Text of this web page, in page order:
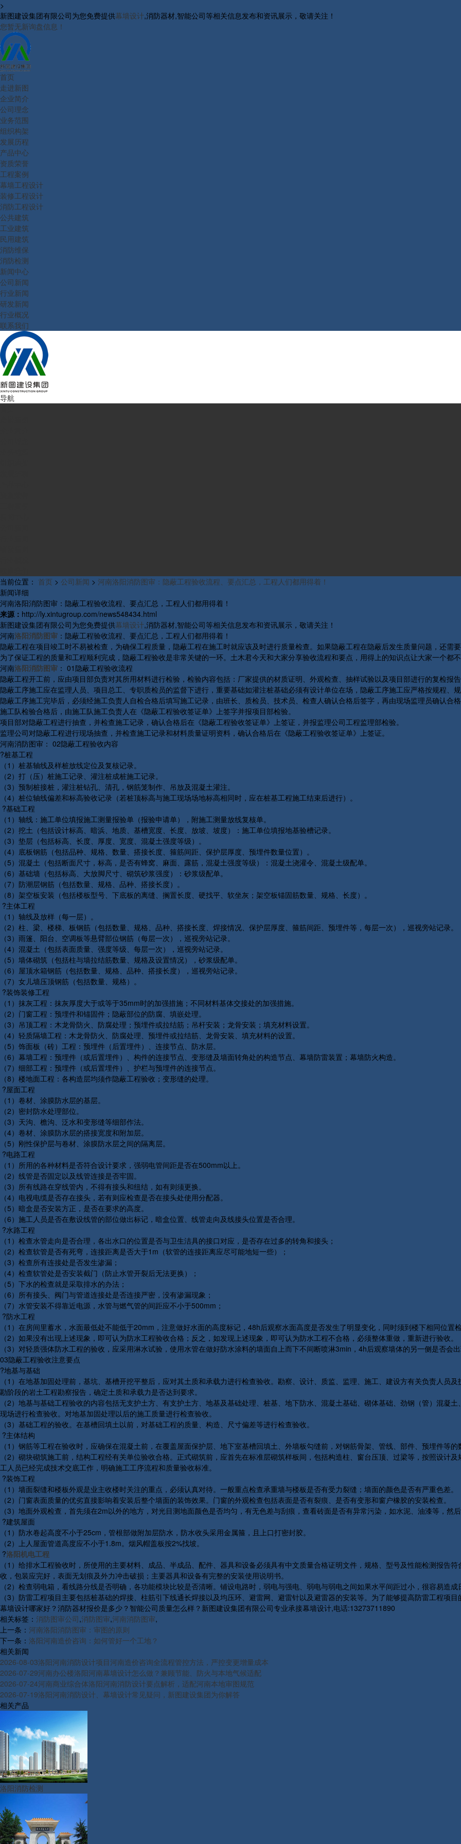
>
新图建设集团有限公司为您免费提供幕墙设计,消防器材,智能公司等相关信息发布和资讯展示，敬请关注！
您暂无新询盘信息！
首页
走进新图
企业简介
公司理念
业务范围
组织构架
发展历程
产品中心
资质荣誉
工程案例
幕墙工程设计
装修工程设计
消防工程设计
公共建筑
工业建筑
民用建筑
消防维保
消防检测
新闻中心
公司新闻
行业新闻
研发新闻
行业概况
联系我们
导航
当前位置： 首页 > 公司新闻 > 河南洛阳消防图审：隐蔽工程验收流程、要点汇总，工程人们都用得着！
新闻详细
河南洛阳消防图审：隐蔽工程验收流程、要点汇总，工程人们都用得着！
来源： http://ly.xintugroup.com/news548434.html
新图建设集团有限公司为您免费提供幕墙设计,消防器材,智能公司等相关信息发布和资讯展示，敬请关注！
河南洛阳消防图审 ：隐蔽工程验收流程、要点汇总，工程人们都用得着！
隐蔽工程在项目竣工时不易被检查，为确保工程质量，隐蔽工程在施工时就应该及时进行质量检查。如果隐蔽工程在隐蔽后发生质量问题，还需
为了保证工程的质量和工程顺利完成，隐蔽工程验收是非常关键的一环。土木君今天和大家分享验收流程和要点，用得上的知识点让大家一个都
河南洛阳消防图审 ： 01隐蔽工程验收流程
隐蔽工程开工前，应由项目部负责对其所用材料进行检验，检验内容包括：厂家提供的材质证明、外观检查、抽样试验以及项目部进行的复检报
隐蔽工序施工应在监理人员、项目总工、专职质检员的监督下进行，重要基础如灌注桩基础必须有设计单位在场，隐蔽工序施工应严格按规程、
隐蔽工序施工完毕后，必须经施工负责人自检合格后填写施工记录，由班长、质检员、技术员、检查人确认合格后签字，再由现场监理员确认合
施工队检验合格后，由施工队施工负责人在《隐蔽工程验收签证单》上签字并报项目部检验。
项目部对隐蔽工程进行抽查，并检查施工记录，确认合格后在《隐蔽工程验收签证单》上签证，并报监理公司工程监理部检验。
监理公司对隐蔽工程进行现场抽查，并检查施工记录和材料质量证明资料，确认合格后在《隐蔽工程验收签证单》上签证。
河南消防图审： 02隐蔽工程验收内容
?桩基工程
（1）桩基轴线及样桩放线定位及复核记录。
（2）打（压）桩施工记录、灌注桩成桩施工记录。
（3）预制桩接桩，灌注桩钻孔、清孔，钢筋笼制作、吊放及混凝土灌注。
（4）桩位轴线偏差和标高验收记录（若桩顶标高与施工现场场地标高相同时，应在桩基工程施工结束后进行）。
?基础工程
（1）轴线：施工单位填报施工测量报验单（报验申请单），附施工测量放线复核单。
（2）挖土（包括设计标高、暗浜、地质、基槽宽度、长度、放坡、坡度）：施工单位填报地基验槽记录。
（3）垫层（包括标高、长度、厚度、宽度、混凝土强度等级）。
（4）底板钢筋（包括品种、规格、数量、搭接长度、箍筋间距、保护层厚度、预埋件数量位置）。
（5）混凝土（包括断面尺寸，标高，是否有蜂窝、麻面、露筋，混凝土强度等级）：混凝土浇灌令、混凝土级配单。
（6）基础墙（包括标高、大放脚尺寸、砌筑砂浆强度）：砂浆级配单。
（7）防潮层钢筋（包括数量、规格、品种、搭接长度）。
（8）架空板安装（包括楼板型号、下底板的离缝、搁置长度、硬找平、软坐灰；架空板锚固筋数量、规格、长度）。
?主体工程
（1）轴线及放样（每一层）。
（2）柱、梁、楼梯、板钢筋（包括数量、规格、品种、搭接长度、焊接情况、保护层厚度、箍筋间距、预埋件等，每层一次），巡视旁站记录。
（3）雨篷、阳台、空调板等悬臂部位钢筋（每层一次），巡视旁站记录。
（4）混凝土（包括表面质量、强度等级、每层一次），巡视旁站记录。
（5）墙体砌筑（包括柱与墙拉结筋数量、规格及设置情况），砂浆级配单。
（6）屋顶水箱钢筋（包括数量、规格、品种、搭接长度），巡视旁站记录。
（7）女儿墙压顶钢筋（包括数量、规格）。
?装饰装修工程
（1）抹灰工程：抹灰厚度大于或等于35mm时的加强措施；不同材料基体交接处的加强措施。
（2）门窗工程：预埋件和锚固件；隐蔽部位的防腐、填嵌处理。
（3）吊顶工程：木龙骨防火、防腐处理；预埋件或拉结筋；吊杆安装；龙骨安装；填充材料设置。
（4）轻质隔墙工程：木龙骨防火、防腐处理、预埋件或拉结筋、龙骨安装、填充材料的设置。
（5）饰面板（砖）工程：预埋件（后置埋件）、连接节点、防水层。
（6）幕墙工程：预埋件（或后置埋件）、构件的连接节点、变形缝及墙面转角处的构造节点、幕墙防雷装置；幕墙防火构造。
（7）细部工程：预埋件（或后置埋件）、护栏与预埋件的连接节点。
（8）楼地面工程：各构造层均须作隐蔽工程验收；变形缝的处理。
?屋面工程
（1）卷材、涂膜防水层的基层。
（2）密封防水处理部位。
（3）天沟、檐沟、泛水和变形缝等细部作法。
（4）卷材、涂膜防水层的搭接宽度和附加层。
（5）刚性保护层与卷材、涂膜防水层之间的隔离层。
?电路工程
（1）所用的各种材料是否符合设计要求，强弱电管间距是否在500mm以上。
（2）线管是否固定以及线管连接是否牢固。
（3）所有线路在穿线管内，不得有接头和纽结，如有则须更换。
（4）电视电缆是否存在接头，若有则应检查是否在接头处使用分配器。
（5）暗盒是否安装方正，是否在要求的高度。
（6）施工人员是否在敷设线管的部位做出标记，暗盒位置、线管走向及线接头位置是否合理。
?水路工程
（1）检查水管走向是否合理，各出水口的位置是否与卫生洁具的接口对应，是否存在过多的转角和接头；
（2）检查软管是否有死弯，连接距离是否大于1m（软管的连接距离应尽可能地短一些）；
（3）检查所有连接处是否发生渗漏；
（4）检查软管处是否安装截门（防止水管开裂后无法更换）；
（5）下水的检查就是采取排水的办法；
（6）所有接头、阀门与管道连接处是否连接严密，没有渗漏现象；
（7）水管安装不得靠近电源，水管与燃气管的间距应不小于500mm；
?防水工程
（1）在房间里蓄水，水面最低处不能低于20mm，注意做好水面的高度标记，48h后观察水面高度是否发生了明显变化，同时须到楼下相同位置
（2）如果没有出现上述现象，即可认为防水工程验收合格；反之，如发现上述现象，即可认为防水工程不合格，必须整体重做，重新进行验收。
（3）对轻质强体防水工程的验收，应采用淋水试验，使用水管在做好防水涂料的墙面自上而下不间断喷淋3min，4h后观察墙体的另一侧是否
03隐蔽工程验收注意要点
?地基与基础
（1）在地基加固处理前，基坑、基槽开挖平整后，应对其土质和承载力进行检查验收。勘察、设计、质监、监理、施工、建设方有关负责人员
勘阶段的岩土工程勘察报告，确定土质和承载力是否达到要求。
（2）地基与基础工程验收的内容包括无支护土方、有支护土方、地基及基础处理、桩基、地下防水、混凝土基础、砌体基础、劲钢（管）混凝
现场进行检查验收。对地基加固处理以后的施工质量进行检查验收。
（3）基础工程的验收。在基槽回填土以前，对基础工程的质量、构造、尺寸偏差等进行检查验收。
?主体结构
（1）钢筋等工程在验收时，应确保在混凝土前，在覆盖屋面保护层、地下室基槽回填土、外墙板勾缝前，对钢筋骨架、管线、部件、预埋件等
（2）砌块砌筑施工前，结构工程经有关单位验收合格。正式砌筑前，应首先在标准层砌筑样板间，包括构造柱、窗台压顶、过梁等，按照设计
工人员已经完成技术交底工作，明确施工工序流程和质量验收标准。
?装饰工程
（1）墙面裂缝和楼板外观是业主收楼时关注的重点，必须认真对待。一般重点检查承重墙与楼板是否有受力裂缝；墙面的颜色是否有严重色差。
（2）门窗表面质量的优劣直接影响着安装后整个墙面的装饰效果。门窗的外观检查包括表面是否有裂痕、是否有变形和窗户橡胶的安装检查。
（3）地面外观检查，首先须在2m以外的地方，对光目测地面颜色是否均匀，有无色差与刮痕，查看砖面是否有异常污染，如水泥、油漆等，然
?建筑屋面
（1）防水卷起高度不小于25cm，管根部做附加层防水，防水收头采用金属箍，且上口打密封胶。
（2）上人屋面管道高度应不小于1.8m。烟风帽盖板按2%找坡。
?洛阳机电工程
（1）给排水工程验收时，所使用的主要材料、成品、半成品、配件、器具和设备必须具有中文质量合格证明文件，规格、型号及性能检测报告
收，包装应完好，表面无划痕及外力冲击破损；主要器具和设备有完整的安装使用说明书。
（2）检查弱电箱，看线路分线是否明确，各功能模块比较是否清晰。铺设电路时，弱电与强电、弱电与弱电之间如果水平间距过小，很容易造
（3）防雷工程项目主要包括桩基础的焊接、柱筋引下线通长焊接以及均压环、避雷网、避雷针以及避雷器的安装等。为了能够提高防雷工程项
幕墙设计哪家好？消防器材报价是多少？智能公司质量怎么样？新图建设集团有限公司专业承接幕墙设计,电话:13273711890
相关标签： 消防图审公司,消防图审,河南消防图审,
上一条： 河南洛阳消防图审：审图的原则
下一条： 洛阳河南造价咨询：如何管好一个工地？
相关新闻
2026-08-03洛阳河南消防设计项目河南造价咨询全流程管控方法，严控变更增量成本
2026-07-29河南办公楼洛阳河南幕墙设计怎么做？兼顾节能、防火与本地气候适配
2026-07-24河南商业综合体洛阳河南消防设计要点解析，适配河南本地审图规范
2026-07-19洛阳河南消防设计、幕墙设计常见疑问，新图建设集团为你解答
相关产品
洛阳消防检测